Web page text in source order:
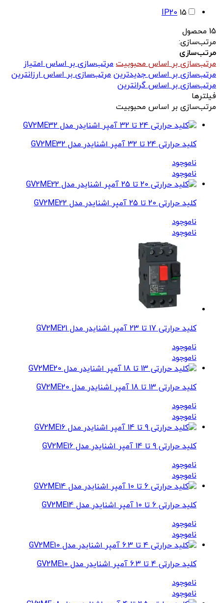
IP20 15
15 محصول
مرتب‌سازی:
مرتب‌سازی
مرتب‌سازی بر اساس محبوبیت مرتب‌سازی بر اساس امتیاز
مرتب‌سازی بر اساس جدیدترین مرتب‌سازی بر اساس ارزانترین
مرتب‌سازی بر اساس گرانترین
فیلترها
مرتب‌سازی بر اساس محبوبیت
کلید حرارتی 24 تا 32 آمپر اشنایدر مدل GV2ME32
ناموجود
ناموجود
کلید حرارتی 20 تا 25 آمپر اشنایدر مدل GV2ME22
ناموجود
ناموجود
کلید حرارتی 17 تا 23 آمپر اشنایدر مدل GV2ME21
ناموجود
ناموجود
کلید حرارتی 13 تا 18 آمپر اشنایدر مدل GV2ME20
ناموجود
ناموجود
کلید حرارتی 9 تا 14 آمپر اشنایدر مدل GV2ME16
ناموجود
ناموجود
کلید حرارتی 6 تا 10 آمپر اشنایدر مدل GV2ME14
ناموجود
ناموجود
کلید حرارتی 4 تا 6.3 آمپر اشنایدر مدل GV2ME10
ناموجود
ناموجود